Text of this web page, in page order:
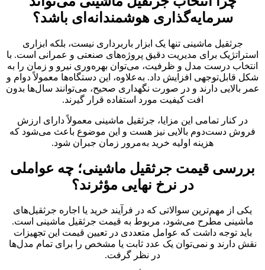
سرمایه‌گذاری هوشمندانه‌ای باشد؟
جرثقیل ماشینی تنها یک ابزار باربرداری نیست، بلکه ابزاری
استراتژیک برای مدیریت دقیق پروژه‌های صنعتی و عمرانی است. با
انتخاب درست مدل و ظرفیت، می‌توان بهره‌وری نیرو و زمان را به
شکل قابل‌توجهی افزایش داد. به‌علاوه، این دستگاه‌ها معمولاً دوام و
عمر بالایی دارند و در صورت نگهداری صحیح، می‌توانند سال‌ها بدون
افت کیفیت مورد استفاده قرار گیرند.
در کنار تمامی این مزایا، جرثقیل ماشینی معمولاً دارای ارزش
فروش دست‌دوم بالایی نیز هست و این موضوع باعث می‌شود که
هزینه اولیه خرید به‌مرور زمان جبران شود.
بررسی قیمت جرثقیل ماشینی؛ چه عواملی
در نرخ نهایی مؤثرند؟
یکی از مهم‌ترین سوالاتی که در فرآیند خرید یا اجاره جرثقیل‌های
ماشینی مطرح می‌شود، مربوط به قیمت جرثقیل ماشینی است.
باید توجه داشت که عوامل متعددی در تعیین قیمت این تجهیزات
نقش دارند و نمی‌توان یک عدد ثابت یا مشخص را برای تمام مدل‌ها
در نظر گرفت.